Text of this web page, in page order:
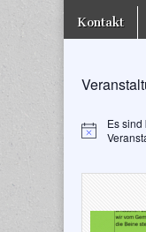
content
Kontakt
H
w
Es